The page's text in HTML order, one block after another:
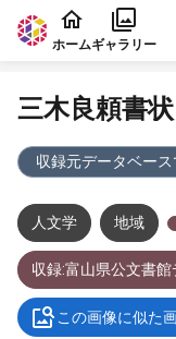
本文に飛ぶ
ホームギャラリー
三木良頼書
収録元データベース
人文学 地域
収録:富山県公文書
この画像に似た